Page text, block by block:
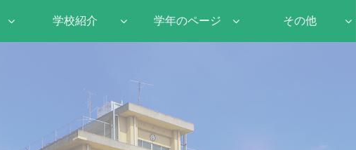
学校紹介 学年のページ その他